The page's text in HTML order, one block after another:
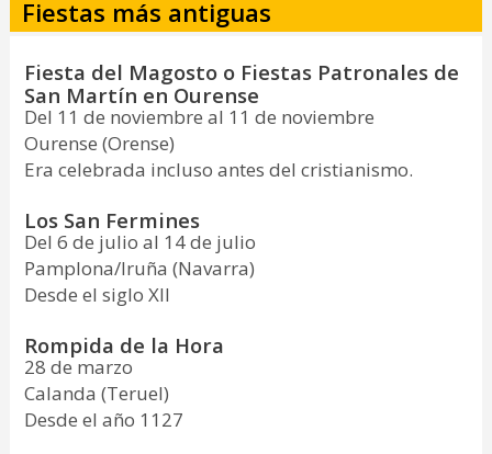
Fiestas más antiguas
Fiesta del Magosto o Fiestas Patronales de
San Martín en Ourense
Del 11 de noviembre al 11 de noviembre
Ourense (Orense)
Era celebrada incluso antes del cristianismo.
Los San Fermines
Del 6 de julio al 14 de julio
Pamplona/Iruña (Navarra)
Desde el siglo XII
Rompida de la Hora
28 de marzo
Calanda (Teruel)
Desde el año 1127